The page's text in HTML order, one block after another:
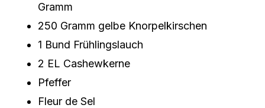
Gramm
250 Gramm gelbe Knorpelkirschen
1 Bund Frühlingslauch
2 EL Cashewkerne
Pfeffer
Fleur de Sel